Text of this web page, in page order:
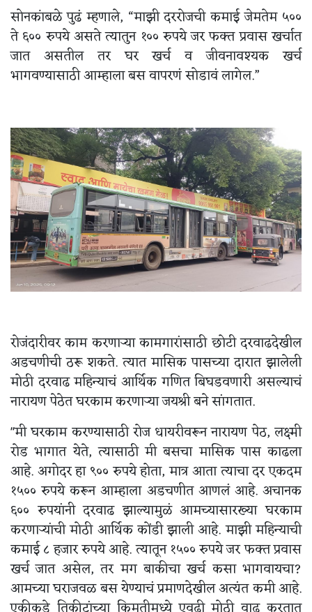
सोनकांबळे पुढं म्हणाले, “माझी दररोजची कमाई जेमतेम ५००
ते ६०० रुपये असते त्यातुन १०० रुपये जर फक्त प्रवास खर्चात
जात असतील तर घर खर्च व जीवनावश्यक खर्च
भागवण्यासाठी आम्हाला बस वापरणं सोडावं लागेल.”
रोजंदारीवर काम करणाऱ्या कामगारांसाठी छोटी दरवाढदेखील
अडचणीची ठरू शकते. त्यात मासिक पासच्या दारात झालेली
मोठी दरवाढ महिन्याचं आर्थिक गणित बिघडवणारी असल्याचं
नारायण पेठेत घरकाम करणाऱ्या जयश्री बने सांगतात.
"मी घरकाम करण्यासाठी रोज धायरीवरून नारायण पेठ, लक्ष्मी
रोड भागात येते, त्यासाठी मी बसचा मासिक पास काढला
आहे. अगोदर हा ९०० रुपये होता, मात्र आता त्याचा दर एकदम
१५०० रुपये करून आम्हाला अडचणीत आणलं आहे. अचानक
६०० रुपयांनी दरवाढ झाल्यामुळं आमच्यासारख्या घरकाम
करणाऱ्यांची मोठी आर्थिक कोंडी झाली आहे. माझी महिन्याची
कमाई ८ हजार रुपये आहे. त्यातून १५०० रुपये जर फक्त प्रवास
खर्च जात असेल, तर मग बाकीचा खर्च कसा भागवायचा?
आमच्या घराजवळ बस येण्याचं प्रमाणदेखील अत्यंत कमी आहे.